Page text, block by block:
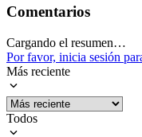
Comentarios
Cargando el resumen…
Por favor, inicia sesión
Más reciente
Todos